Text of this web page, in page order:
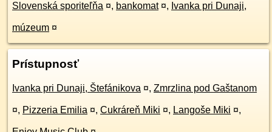
Slovenská sporiteľňa ¤, bankomat ¤, Ivanka pri Dunaji,
múzeum ¤
Prístupnosť
Ivanka pri Dunaji, Štefánikova ¤, Zmrzlina pod Gaštanom
¤, Pizzeria Emilia ¤, Cukráreň Miki ¤, Langoše Miki ¤,